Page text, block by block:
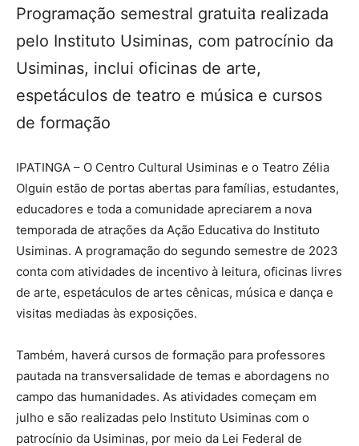
Programação semestral gratuita realizada
pelo Instituto Usiminas, com patrocínio da
Usiminas, inclui oficinas de arte,
espetáculos de teatro e música e cursos
de formação
IPATINGA – O Centro Cultural Usiminas e o Teatro Zélia
Olguin estão de portas abertas para famílias, estudantes,
educadores e toda a comunidade apreciarem a nova
temporada de atrações da Ação Educativa do Instituto
Usiminas. A programação do segundo semestre de 2023
conta com atividades de incentivo à leitura, oficinas livres
de arte, espetáculos de artes cênicas, música e dança e
visitas mediadas às exposições.
Também, haverá cursos de formação para professores
pautada na transversalidade de temas e abordagens no
campo das humanidades. As atividades começam em
julho e são realizadas pelo Instituto Usiminas com o
patrocínio da Usiminas, por meio da Lei Federal de